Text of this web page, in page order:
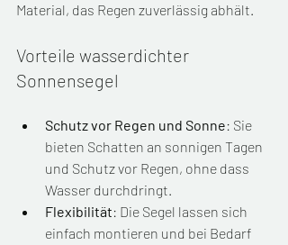
Material, das Regen zuverlässig abhält.
Vorteile wasserdichter
Sonnensegel
Schutz vor Regen und Sonne: Sie
bieten Schatten an sonnigen Tagen
und Schutz vor Regen, ohne dass
Wasser durchdringt.
Flexibilität: Die Segel lassen sich
einfach montieren und bei Bedarf